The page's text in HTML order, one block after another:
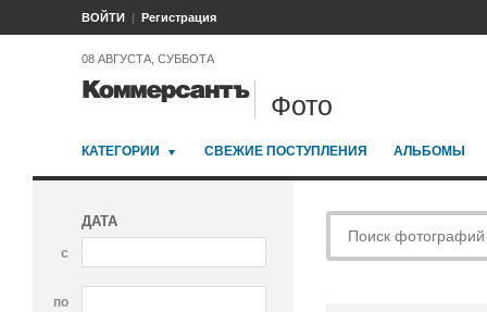
ВОЙТИ Регистрация
08 АВГУСТА, СУББОТА
Фото
КАТЕГОРИИ СВЕЖИЕ ПОСТУПЛЕНИЯ АЛЬБОМЫ
ДАТА
с
по